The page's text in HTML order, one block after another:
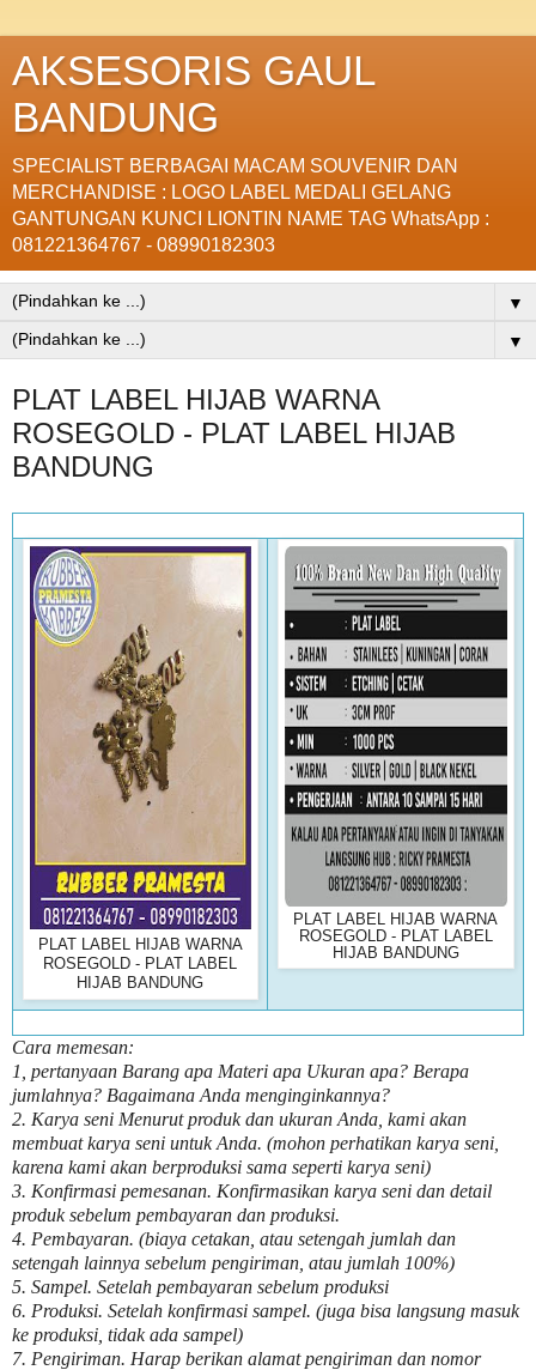
AKSESORIS GAUL
BANDUNG
SPECIALIST BERBAGAI MACAM SOUVENIR DAN
MERCHANDISE : LOGO LABEL MEDALI GELANG
GANTUNGAN KUNCI LIONTIN NAME TAG WhatsApp :
081221364767 - 08990182303
▼
▼
PLAT LABEL HIJAB WARNA
ROSEGOLD - PLAT LABEL HIJAB
BANDUNG
PLAT LABEL HIJAB WARNA
ROSEGOLD - PLAT LABEL
HIJAB BANDUNG
PLAT LABEL HIJAB WARNA
ROSEGOLD - PLAT LABEL
HIJAB BANDUNG
Cara memesan:
1, pertanyaan Barang apa Materi apa Ukuran apa? Berapa
jumlahnya? Bagaimana Anda menginginkannya?
2. Karya seni Menurut produk dan ukuran Anda, kami akan
membuat karya seni untuk Anda. (mohon perhatikan karya seni,
karena kami akan berproduksi sama seperti karya seni)
3. Konfirmasi pemesanan. Konfirmasikan karya seni dan detail
produk sebelum pembayaran dan produksi.
4. Pembayaran. (biaya cetakan, atau setengah jumlah dan
setengah lainnya sebelum pengiriman, atau jumlah 100%)
5. Sampel. Setelah pembayaran sebelum produksi
6. Produksi. Setelah konfirmasi sampel. (juga bisa langsung masuk
ke produksi, tidak ada sampel)
7. Pengiriman. Harap berikan alamat pengiriman dan nomor